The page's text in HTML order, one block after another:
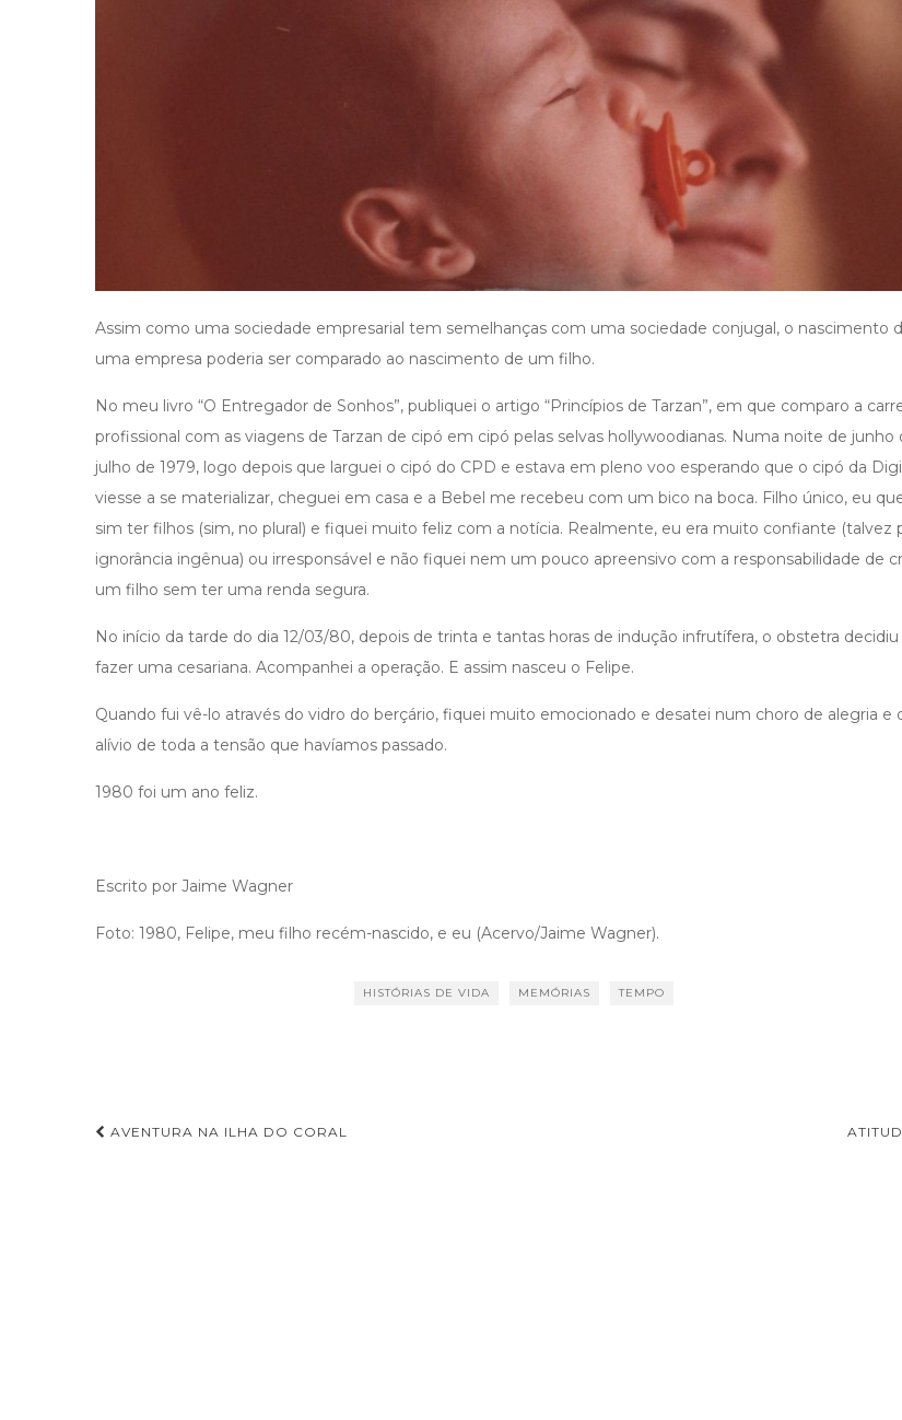
Assim como uma sociedade empresarial tem semelhanças com uma sociedade conjugal, o nascimento
uma empresa poderia ser comparado ao nascimento de um filho.
No meu livro “O Entregador de Sonhos”, publiquei o artigo “Princípios de Tarzan”, em que comparo a
profissional com as viagens de Tarzan de cipó em cipó pelas selvas hollywoodianas. Numa noite de junho
julho de 1979, logo depois que larguei o cipó do CPD e estava em pleno voo esperando que o cipó da
viesse a se materializar, cheguei em casa e a Bebel me recebeu com um bico na boca. Filho único, eu
sim ter filhos (sim, no plural) e fiquei muito feliz com a notícia. Realmente, eu era muito confiante (talvez
ignorância ingênua) ou irresponsável e não fiquei nem um pouco apreensivo com a responsabilidade de
um filho sem ter uma renda segura.
No início da tarde do dia 12/03/80, depois de trinta e tantas horas de indução infrutífera, o obstetra decidiu
fazer uma cesariana. Acompanhei a operação. E assim nasceu o Felipe.
Quando fui vê-lo através do vidro do berçário, fiquei muito emocionado e desatei num choro de alegria e
alívio de toda a tensão que havíamos passado.
1980 foi um ano feliz.
Escrito por Jaime Wagner
Foto: 1980, Felipe, meu filho recém-nascido, e eu (Acervo/Jaime Wagner).
HISTÓRIAS DE VIDA MEMÓRIAS TEMPO
AVENTURA NA ILHA DO CORAL